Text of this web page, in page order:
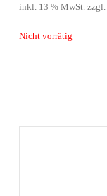
inkl. 13 % MwSt. zzgl.
Nicht vorrätig